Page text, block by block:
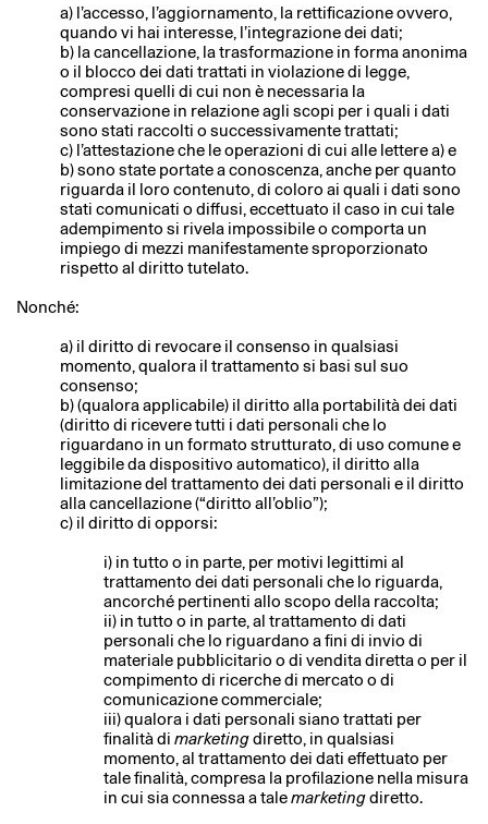
a) l’accesso, l’aggiornamento, la rettificazione ovvero,
quando vi hai interesse, l’integrazione dei dati;
b) la cancellazione, la trasformazione in forma anonima
o il blocco dei dati trattati in violazione di legge,
compresi quelli di cui non è necessaria la
conservazione in relazione agli scopi per i quali i dati
sono stati raccolti o successivamente trattati;
c) l’attestazione che le operazioni di cui alle lettere a) e
b) sono state portate a conoscenza, anche per quanto
riguarda il loro contenuto, di coloro ai quali i dati sono
stati comunicati o diffusi, eccettuato il caso in cui tale
adempimento si rivela impossibile o comporta un
impiego di mezzi manifestamente sproporzionato
rispetto al diritto tutelato.
Nonché:
a) il diritto di revocare il consenso in qualsiasi
momento, qualora il trattamento si basi sul suo
consenso;
b) (qualora applicabile) il diritto alla portabilità dei dati
(diritto di ricevere tutti i dati personali che lo
riguardano in un formato strutturato, di uso comune e
leggibile da dispositivo automatico), il diritto alla
limitazione del trattamento dei dati personali e il diritto
alla cancellazione (“diritto all’oblio”);
c) il diritto di opporsi:
i) in tutto o in parte, per motivi legittimi al
trattamento dei dati personali che lo riguarda,
ancorché pertinenti allo scopo della raccolta;
ii) in tutto o in parte, al trattamento di dati
personali che lo riguardano a fini di invio di
materiale pubblicitario o di vendita diretta o per il
compimento di ricerche di mercato o di
comunicazione commerciale;
iii) qualora i dati personali siano trattati per
finalità dimarketingdiretto, in qualsiasi
momento, al trattamento dei dati effettuato per
tale finalità, compresa la profilazione nella misura
in cui sia connessa a talemarketingdiretto.